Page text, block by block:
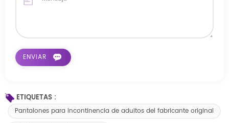
ETIQUETAS :
Pantalones para incontinencia de adultos del fabricante original